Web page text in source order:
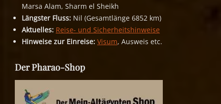
Marsa Alam, Sharm el Sheikh
Längster Fluss: Nil (Gesamtlänge 6852 km)
Aktuelles: Reise- und Sicherheitshinweise
Hinweise zur Einreise: Visum, Ausweis etc.
Der Pharao-Shop